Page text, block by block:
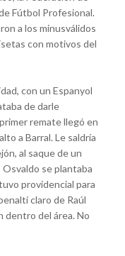
Fútbol Profesional.
a los minusválidos
con motivos del
con un Espanyol
de darle
remate llegó en
a Barral. Le saldría
al saque de un
se plantaba
providencial para
claro de Raúl
dentro del área. No